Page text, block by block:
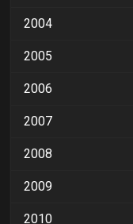
2004
2005
2006
2007
2008
2009
2010